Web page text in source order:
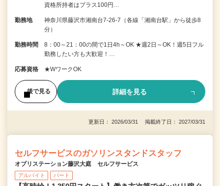
資格所持者はプラス100円…
勤務地
神奈川県藤沢市湘南台7-26-7（各線「湘南台駅」から徒歩8
分）
勤務時間
8：00～21：00の間で1日4h～OK ★週2日～OK！週5日フル
勤務したい方も大歓迎！…
応募資格 ★WワークOK
後で見る 詳細を見る
更新日： 2026/03/31 掲載終了日： 2027/03/31
セルフサービスのガソリンスタンドスタッフ
オブリステーション藤沢大庭 セルフサービス
アルバイト パート